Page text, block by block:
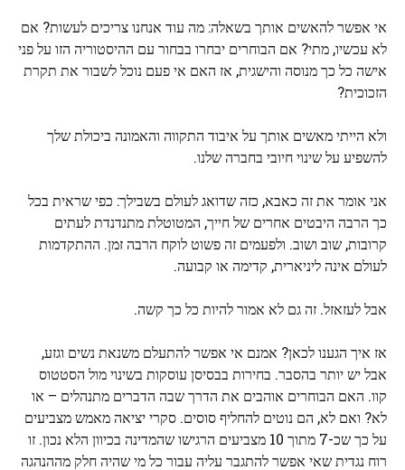
אי אפשר להאשים אותך בשאלה: מה עוד אנחנו צריכים לעשות? אם
לא עכשיו, מתי? אם הבוחרים יבחרו בבחור עם ההיסטוריה הזו על פני
אישה כל כך מנוסה והישגית, אז האם אי פעם נוכל לשבור את תקרת
הזכוכית?
ולא הייתי מאשים אותך על איבוד התקווה והאמונה ביכולת שלך
להשפיע על שינוי חיובי בחברה שלנו.
אני אומר את זה כאבא, כזה שדואג לעולם בשבילך: כפי שראית בכל
כך הרבה היבטים אחרים של חייך, המטוטלת מתנדנדת לעתים
קרובות, שוב ושוב. ולפעמים זה פשוט לוקח הרבה זמן. ההתקדמות
לעולם אינה ליניארית, קדימה או קבועה.
אבל לעזאזל. זה גם לא אמור להיות כל כך קשה.
אז איך הגענו לכאן? אמנם אי אפשר להתעלם משנאת נשים וגזע,
אבל יש יותר בהסבר. בחירות בבסיסן עוסקות בשינוי מול הסטטוס
קוו. האם הבוחרים אוהבים את הדרך שבה הדברים מתנהלים – או
לא? ואם לא, הם נוטים להחליף סוסים. סקרי יציאה מאמש מצביעים
על כך שכ-7 מתוך 10 מצביעים הרגישו שהמדינה בכיוון הלא נכון. זו
רוח נגדית שאי אפשר להתגבר עליה עבור כל מי שהיה חלק מההנהגה